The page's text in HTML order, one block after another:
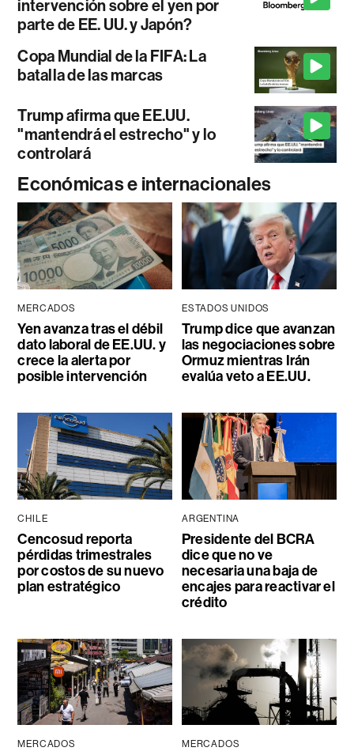
intervención sobre el yen por
parte de EE. UU. y Japón?
Copa Mundial de la FIFA: La
batalla de las marcas
Trump afirma que EE.UU.
"mantendrá el estrecho" y lo
controlará
Económicas e internacionales
MERCADOS
Yen avanza tras el débil
dato laboral de EE.UU. y
crece la alerta por
posible intervención
ESTADOS UNIDOS
Trump dice que avanzan
las negociaciones sobre
Ormuz mientras Irán
evalúa veto a EE.UU.
CHILE
Cencosud reporta
pérdidas trimestrales
por costos de su nuevo
plan estratégico
ARGENTINA
Presidente del BCRA
dice que no ve
necesaria una baja de
encajes para reactivar el
crédito
MERCADOS MERCADOS